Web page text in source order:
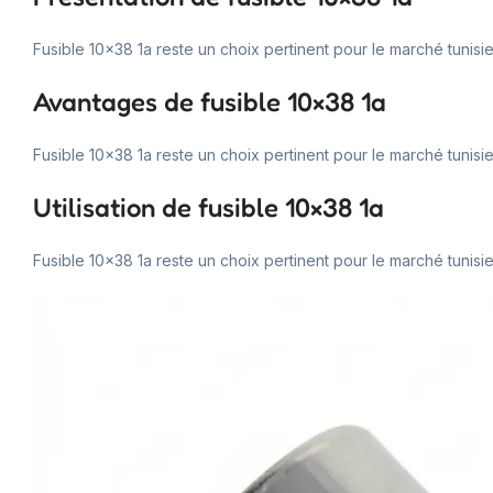
Fusible 10×38 1a reste un choix pertinent pour le marché
Avantages de fusible 10×38 1a
Fusible 10×38 1a reste un choix pertinent pour le marché
Utilisation de fusible 10×38 1a
Fusible 10×38 1a reste un choix pertinent pour le marché